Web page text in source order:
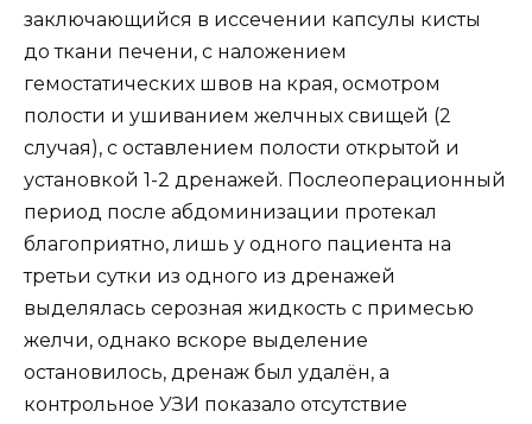
заключающийся в иссечении капсулы кисты
до ткани печени, с наложением
гемостатических швов на края, осмотром
полости и ушиванием желчных свищей (2
случая), с оставлением полости открытой и
установкой 1-2 дренажей. Послеоперационный
период после абдоминизации протекал
благоприятно, лишь у одного пациента на
третьи сутки из одного из дренажей
выделялась серозная жидкость с примесью
желчи, однако вскоре выделение
остановилось, дренаж был удалён, а
контрольное УЗИ показало отсутствие